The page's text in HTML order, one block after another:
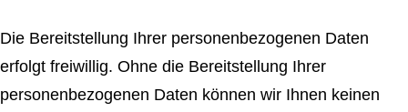
Die Bereitstellung Ihrer personenbezogenen Daten
erfolgt freiwillig. Ohne die Bereitstellung Ihrer
personenbezogenen Daten können wir Ihnen keinen